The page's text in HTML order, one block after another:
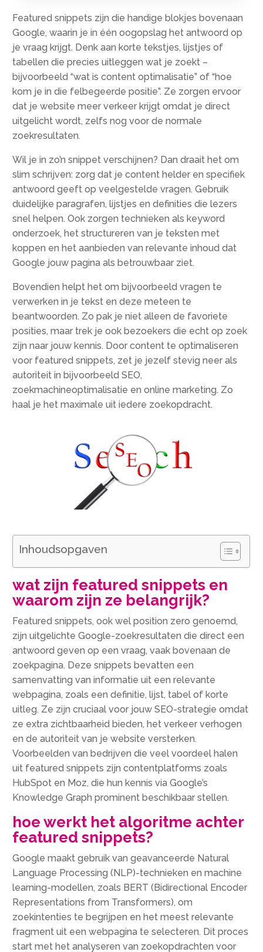
Featured snippets zijn die handige blokjes bovenaan
Google, waarin je in één oogopslag het antwoord op
je vraag krijgt. Denk aan korte tekstjes, lijstjes of
tabellen die precies uitleggen wat je zoekt –
bijvoorbeeld “wat is content optimalisatie” of “hoe
kom je in die felbegeerde positie”. Ze zorgen ervoor
dat je website meer verkeer krijgt omdat je direct
uitgelicht wordt, zelfs nog voor de normale
zoekresultaten.
Wil je in zo’n snippet verschijnen? Dan draait het om
slim schrijven: zorg dat je content helder en specifiek
antwoord geeft op veelgestelde vragen. Gebruik
duidelijke paragrafen, lijstjes en definities die lezers
snel helpen. Ook zorgen technieken als keyword
onderzoek, het structureren van je teksten met
koppen en het aanbieden van relevante inhoud dat
Google jouw pagina als betrouwbaar ziet.
Bovendien helpt het om bijvoorbeeld vragen te
verwerken in je tekst en deze meteen te
beantwoorden. Zo pak je niet alleen de favoriete
posities, maar trek je ook bezoekers die echt op zoek
zijn naar jouw kennis. Door content te optimaliseren
voor featured snippets, zet je jezelf stevig neer als
autoriteit in bijvoorbeeld SEO,
zoekmachineoptimalisatie en online marketing. Zo
haal je het maximale uit iedere zoekopdracht.
Inhoudsopgaven
wat zijn featured snippets en
waarom zijn ze belangrijk?
Featured snippets, ook wel position zero genoemd,
zijn uitgelichte Google-zoekresultaten die direct een
antwoord geven op een vraag, vaak bovenaan de
zoekpagina. Deze snippets bevatten een
samenvatting van informatie uit een relevante
webpagina, zoals een definitie, lijst, tabel of korte
uitleg. Ze zijn cruciaal voor jouw SEO-strategie omdat
ze extra zichtbaarheid bieden, het verkeer verhogen
en de autoriteit van je website versterken.
Voorbeelden van bedrijven die veel voordeel halen
uit featured snippets zijn contentplatforms zoals
HubSpot en Moz, die hun kennis via Google’s
Knowledge Graph prominent beschikbaar stellen.
hoe werkt het algoritme achter
featured snippets?
Google maakt gebruik van geavanceerde Natural
Language Processing (NLP)-technieken en machine
learning-modellen, zoals BERT (Bidirectional Encoder
Representations from Transformers), om
zoekintenties te begrijpen en het meest relevante
fragment uit een webpagina te selecteren. Dit proces
start met het analyseren van zoekopdrachten voor